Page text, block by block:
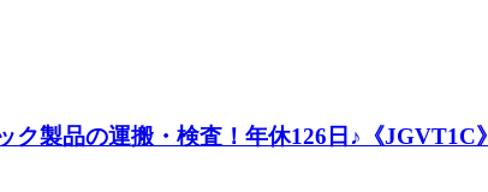
製品の運搬・検査！年休126日♪《JGVT1C》